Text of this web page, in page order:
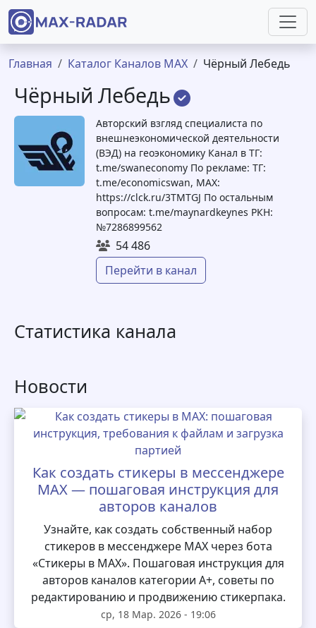
Перейти к основному содержанию
Строка навигации
Главная Каталог Каналов MAX Чёрный Лебедь
Чёрный Лебедь
Авторский взгляд специалиста по
внешнеэкономической деятельности
(ВЭД) на геоэкономику Канал в ТГ:
t.me/swaneconomy По рекламе: ТГ:
t.me/economicswan, MAX:
https://clck.ru/3TMTGJ По остальным
вопросам: t.me/maynardkeynes РКН:
№7286899562
54 486
Перейти в канал
Статистика канала
Новости
Как создать стикеры в мессенджере
MAX — пошаговая инструкция для
авторов каналов
Узнайте, как создать собственный набор
стикеров в мессенджере MAX через бота
«Стикеры в MAX». Пошаговая инструкция для
авторов каналов категории А+, советы по
редактированию и продвижению стикерпака.
ср, 18 Мар. 2026 - 19:06